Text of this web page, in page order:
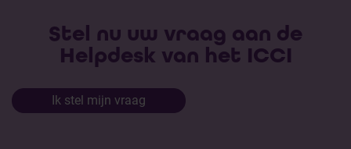
Stel nu uw vraag aan de
Helpdesk van het ICCI
Ik stel mijn vraag